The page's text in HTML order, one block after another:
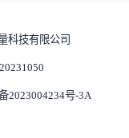
科技有限公司
2023004234号-3A